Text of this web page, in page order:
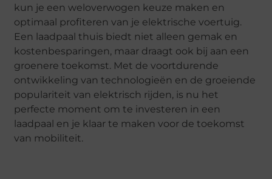
kun je een weloverwogen keuze maken en
optimaal profiteren van je elektrische voertuig.
Een laadpaal thuis biedt niet alleen gemak en
kostenbesparingen, maar draagt ook bij aan een
groenere toekomst. Met de voortdurende
ontwikkeling van technologieën en de groeiende
populariteit van elektrisch rijden, is nu het
perfecte moment om te investeren in een
laadpaal en je klaar te maken voor de toekomst
van mobiliteit.